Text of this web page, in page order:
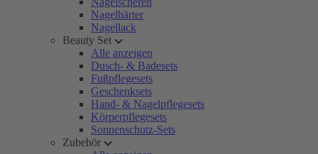
Nagelhärter
Nagellack
Beauty Set
Alle anzeigen
Dusch- & Badesets
Fußpflegesets
Geschenksets
Hand- & Nagelpflegesets
Körperpflegesets
Sonnenschutz-Sets
Zubehör